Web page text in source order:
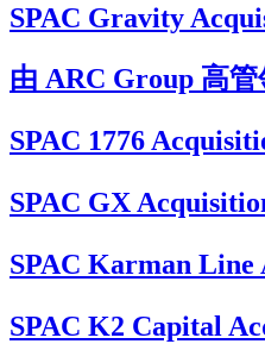
SPAC Gravity
由 ARC Group 高
SPAC 1776
SPAC GX
SPAC Karman
SPAC K2 Capital